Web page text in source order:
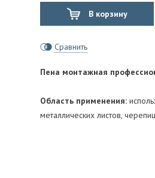
В корзину
Сравнить
Пена монтажная
Область применения:
металлических листов,